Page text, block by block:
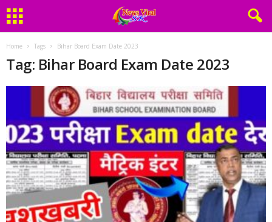
Home Tags Bihar Board Exam Date 2023
Tag: Bihar Board Exam Date 2023